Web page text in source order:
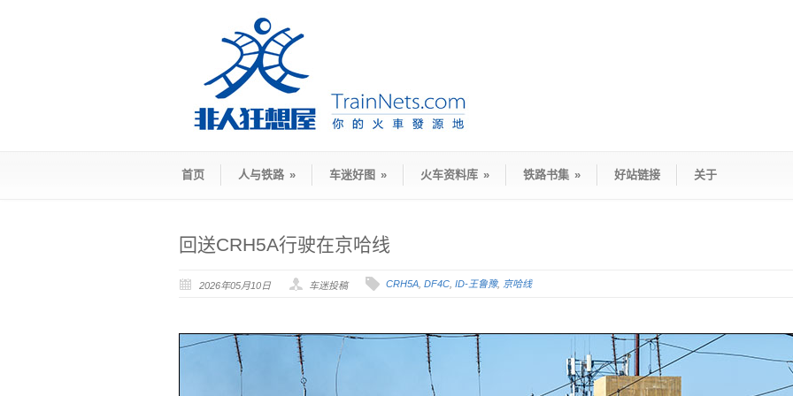
首页 人与铁路 » 车迷好图 » 火车资料库 » 铁路书集 » 好站链接 关于
回送CRH5A行驶在京哈线
2026年05月10日 车迷投稿 CRH5A DF4C ID-王鲁豫, 京哈线